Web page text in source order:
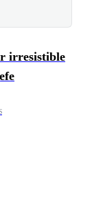
irresistible